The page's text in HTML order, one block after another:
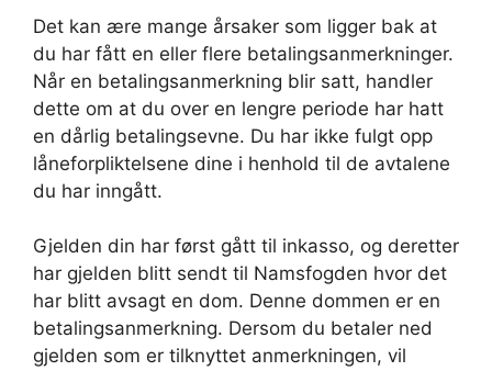
Det kan ære mange årsaker som ligger bak at
du har fått en eller flere betalingsanmerkninger.
Når en betalingsanmerkning blir satt, handler
dette om at du over en lengre periode har hatt
en dårlig betalingsevne. Du har ikke fulgt opp
låneforpliktelsene dine i henhold til de avtalene
du har inngått.
Gjelden din har først gått til inkasso, og deretter
har gjelden blitt sendt til Namsfogden hvor det
har blitt avsagt en dom. Denne dommen er en
betalingsanmerkning. Dersom du betaler ned
gjelden som er tilknyttet anmerkningen, vil